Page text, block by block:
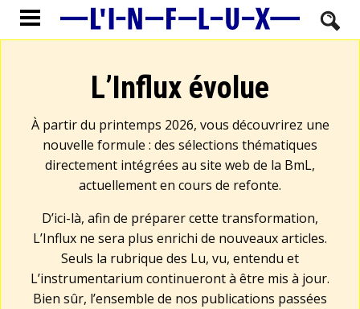
L’Influx évolue
À partir du printemps 2026, vous découvrirez une
nouvelle formule : des sélections thématiques
directement intégrées au site web de la BmL,
actuellement en cours de refonte.
D’ici-là, afin de préparer cette transformation,
L’Influx ne sera plus enrichi de nouveaux articles.
Seuls la rubrique des Lu, vu, entendu et
L’instrumentarium continueront à être mis à jour.
Bien sûr, l’ensemble de nos publications passées